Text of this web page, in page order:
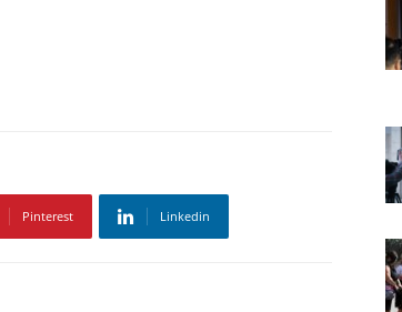
Pinterest Linkedin